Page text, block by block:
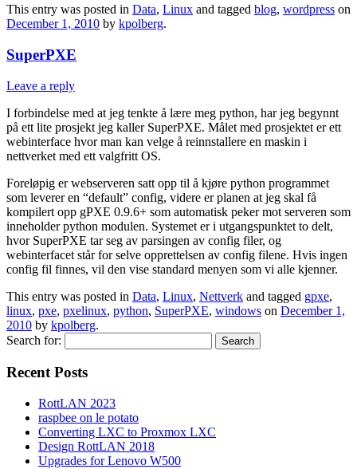
This entry was posted in Data, Linux and tagged blog, wordpress on
December 1, 2010 by kpolberg.
SuperPXE
Leave a reply
I forbindelse med at jeg tenkte å lære meg python, har jeg begynnt
på ett lite prosjekt jeg kaller SuperPXE. Målet med prosjektet er ett
webinterface hvor man kan velge å reinnstallere en maskin i
nettverket med ett valgfritt OS.
Foreløpig er webserveren satt opp til å kjøre python programmet
som leverer en “default” config, videre er planen at jeg skal få
kompilert opp gPXE 0.9.6+ som automatisk peker mot serveren som
inneholder python modulen. Systemet er i utgangspunktet to delt,
hvor SuperPXE tar seg av parsingen av config filer, og
webinterfacet står for selve opprettelsen av config filene. Hvis ingen
config fil finnes, vil den vise standard menyen som vi alle kjenner.
This entry was posted in Data, Linux, Nettverk and tagged gpxe,
linux, pxe, pxelinux, python, SuperPXE, windows on December 1,
2010 by kpolberg.
Search for:
Recent Posts
RottLAN 2023
raspbee on le potato
Converting LXC to Proxmox LXC
Design RottLAN 2018
Upgrades for Lenovo W500